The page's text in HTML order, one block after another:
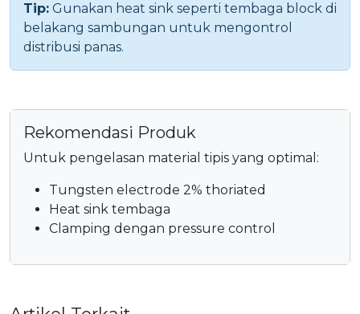
Tip: Gunakan heat sink seperti tembaga block di
belakang sambungan untuk mengontrol
distribusi panas.
Rekomendasi Produk
Untuk pengelasan material tipis yang optimal:
Tungsten electrode 2% thoriated
Heat sink tembaga
Clamping dengan pressure control